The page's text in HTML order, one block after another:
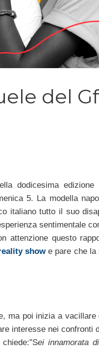
del
dodicesima edizione
5. La modella
italiano tutto il suo
sentimentale
attenzione questo
showe pare che la
ma poi inizia a
interesse nei confronti
ei innamorata